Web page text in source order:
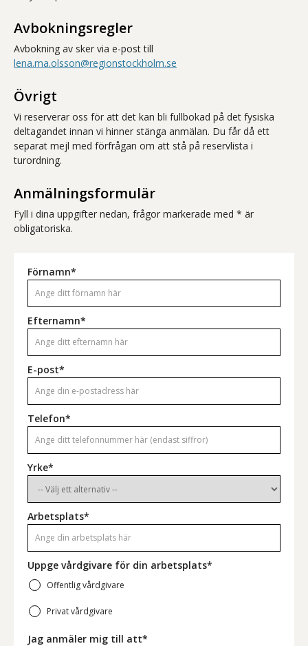
Avbokningsregler
Avbokning av sker via e-post till
lena.ma.olsson@regionstockholm.se
Övrigt
Vi reserverar oss för att det kan bli fullbokad på det fysiska
deltagandet innan vi hinner stänga anmälan. Du får då ett
separat mejl med förfrågan om att stå på reservlista i
turordning.
Anmälningsformulär
Fyll i dina uppgifter nedan, frågor markerade med * är
obligatoriska.
Förnamn*
Efternamn*
E-post*
Telefon*
Yrke*
Arbetsplats*
Uppge vårdgivare för din arbetsplats*
Offentlig vårdgivare
Privat vårdgivare
Jag anmäler mig till att*